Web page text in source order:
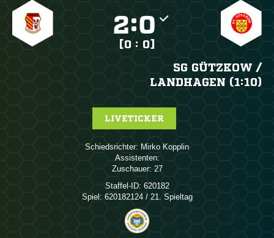
:
[0 : 0]
SG GÜTZKOW /​
LANDHAGEN (1:10)
LIVETICKER
Schiedsrichter:  
Assistenten:
Zuschauer: 27
Staffel-ID: 620182
Spiel: 620182124 / 21. Spieltag